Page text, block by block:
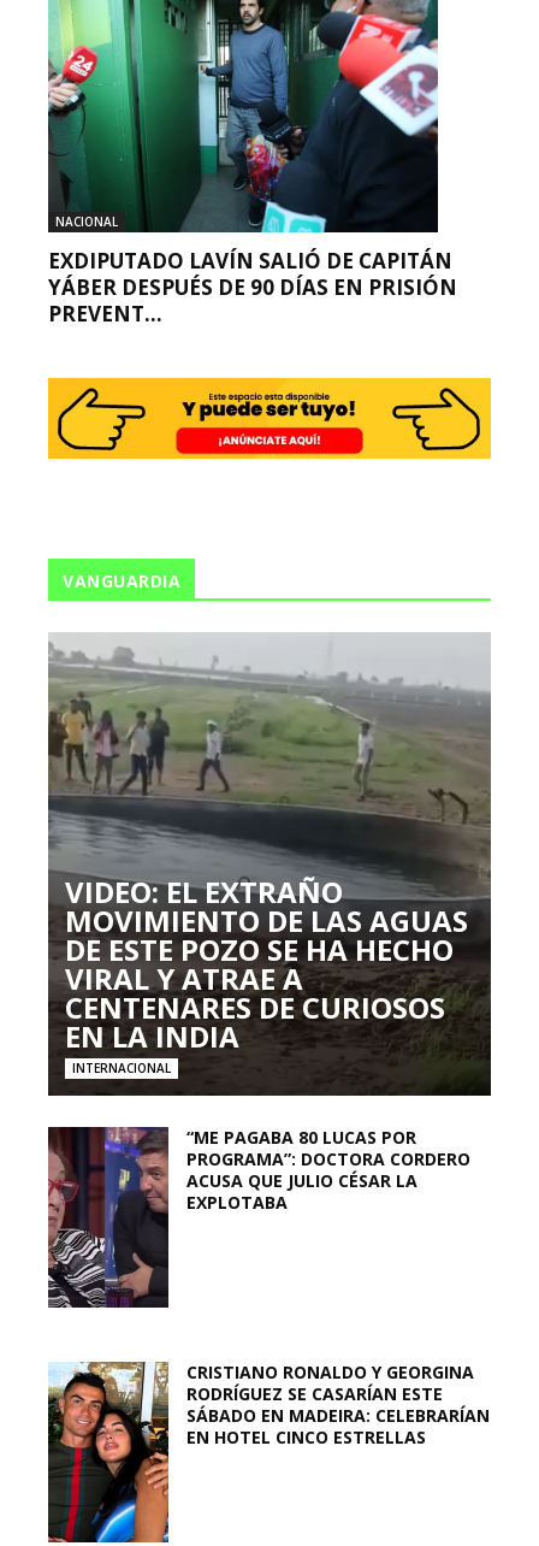
NACIONAL
EXDIPUTADO LAVÍN SALIÓ DE CAPITÁN
YÁBER DESPUÉS DE 90 DÍAS EN PRISIÓN
PREVENT...
VANGUARDIA
VIDEO: EL EXTRAÑO
MOVIMIENTO DE LAS AGUAS
DE ESTE POZO SE HA HECHO
VIRAL Y ATRAE A
CENTENARES DE CURIOSOS
EN LA INDIA
INTERNACIONAL
“ME PAGABA 80 LUCAS POR
PROGRAMA”: DOCTORA CORDERO
ACUSA QUE JULIO CÉSAR LA
EXPLOTABA
CRISTIANO RONALDO Y GEORGINA
RODRÍGUEZ SE CASARÍAN ESTE
SÁBADO EN MADEIRA: CELEBRARÍAN
EN HOTEL CINCO ESTRELLAS